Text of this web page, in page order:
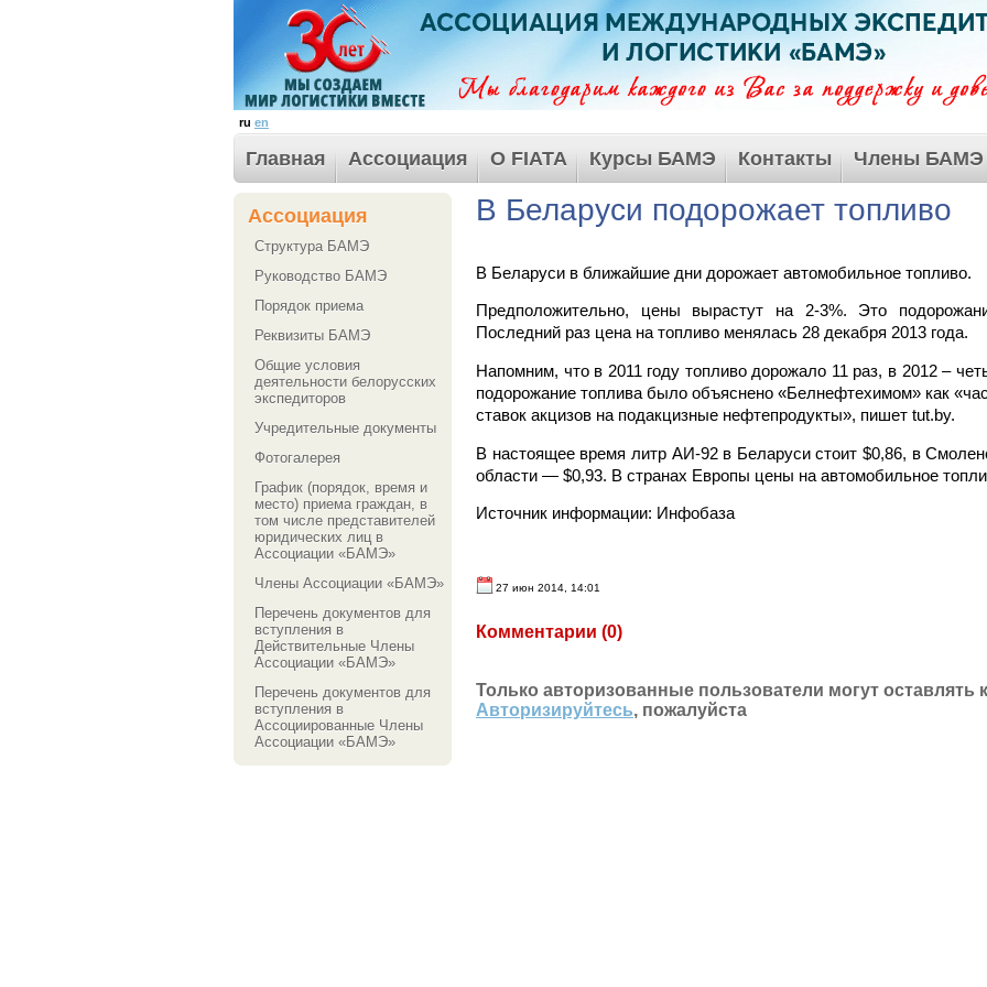
ru en
Главная Ассоциация О FIATA Курсы БАМЭ Контакты Члены БАМЭ
Ассоциация
Структура БАМЭ
Руководство БАМЭ
Порядок приема
Реквизиты БАМЭ
Общие условия
деятельности белорусских
экспедиторов
Учредительные документы
Фотогалерея
График (порядок, время и
место) приема граждан, в
том числе представителей
юридических лиц в
Ассоциации «БАМЭ»
Члены Ассоциации «БАМЭ»
Перечень документов для
вступления в
Действительные Члены
Ассоциации «БАМЭ»
Перечень документов для
вступления в
Ассоциированные Члены
Ассоциации «БАМЭ»
В Беларуси подорожает топливо
В Беларуси в ближайшие дни дорожает автомобильное топливо.
Предположительно, цены вырастут на 2-3%. Это
Последний раз цена на топливо менялась 28 декабря 2013 года.
Напомним, что в 2011 году топливо дорожало 11 раз, в 2012 –
подорожание топлива было объяснено «Белнефтехимом» как
ставок акцизов на подакцизные нефтепродукты», пишет tut.by.
В настоящее время литр АИ-92 в Беларуси стоит $0,86, в
области — $0,93. В странах Европы цены на автомобильное
Источник информации: Инфобаза
27 июн 2014, 14:01
Комментарии (0)
Только авторизованные пользователи могут оставлять
Авторизируйтесь, пожалуйста